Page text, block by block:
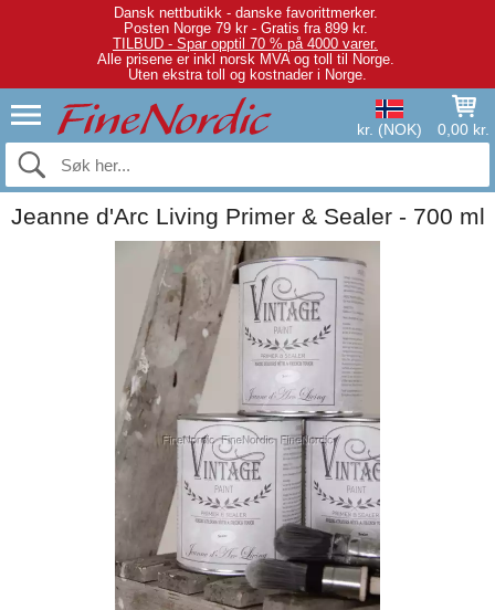
Dansk nettbutikk - danske favorittmerker.
Posten Norge 79 kr - Gratis fra 899 kr.
TILBUD - Spar opptil 70 % på 4000 varer.
Alle prisene er inkl norsk MVA og toll til Norge.
Uten ekstra toll og kostnader i Norge.
kr. (NOK) 0,00 kr.
Jeanne d'Arc Living Primer & Sealer - 700 ml